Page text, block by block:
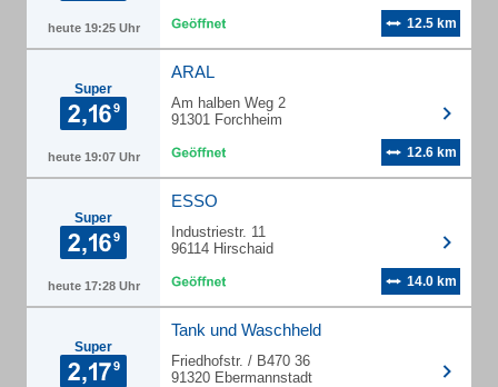
heute 19:25 Uhr 12.5 km
Super
heute 19:07 Uhr
ARAL
Am halben Weg 2
91301 Forchheim
12.6 km
Super
heute 17:28 Uhr
ESSO
Industriestr. 11
96114 Hirschaid
14.0 km
Super
Tank und Waschheld
Friedhofstr. / B470 36
91320 Ebermannstadt